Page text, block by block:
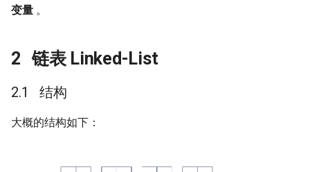
变量 。
链表 Linked-List
结构
大概的结构如下：